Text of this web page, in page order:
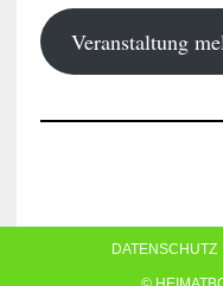
Veranstaltung
DATENSCHUTZ